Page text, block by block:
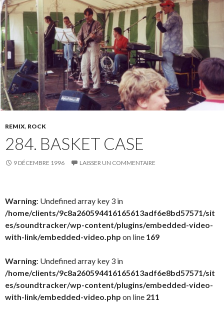
REMIX, ROCK
284. BASKET CASE
9 DÉCEMBRE 1996 LAISSER UN COMMENTAIRE
Warning: Undefined array key 3 in
/home/clients/9c8a260594416165613adf6e8bd57571/sit
es/soundtracker/wp-content/plugins/embedded-video-
with-link/embedded-video.php on line 169
Warning: Undefined array key 3 in
/home/clients/9c8a260594416165613adf6e8bd57571/sit
es/soundtracker/wp-content/plugins/embedded-video-
with-link/embedded-video.php on line 211